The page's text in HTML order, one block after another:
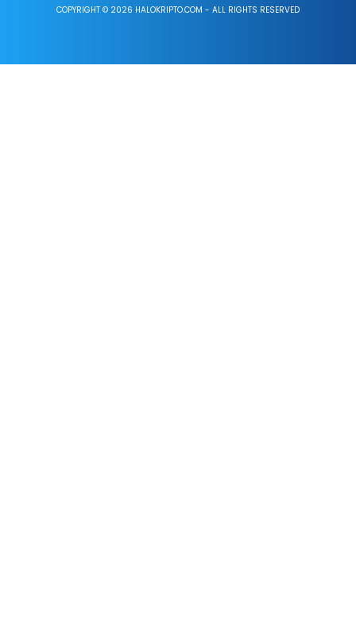
COPYRIGHT © 2026 HALOKRIPTO.COM - ALL RIGHTS RESERVED